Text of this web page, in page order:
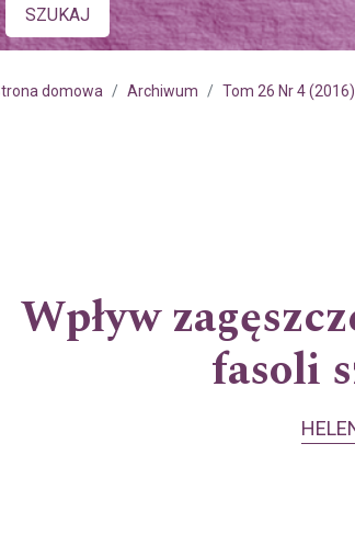
SZUKAJ
domowa Archiwum Tom 26 Nr 4 (2016)
Wpływ
fasoli